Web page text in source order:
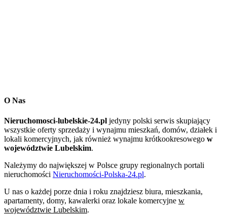
O Nas
Nieruchomosci-lubelskie-24.pl jedyny polski serwis skupiający
wszystkie oferty sprzedaży i wynajmu mieszkań, domów, działek i
lokali komercyjnych, jak również wynajmu krótkookresowego w
województwie Lubelskim.
Należymy do największej w Polsce grupy regionalnych portali
nieruchomości Nieruchomości-Polska-24.pl.
U nas o każdej porze dnia i roku znajdziesz biura, mieszkania,
apartamenty, domy, kawalerki oraz lokale komercyjne w
województwie Lubelskim.